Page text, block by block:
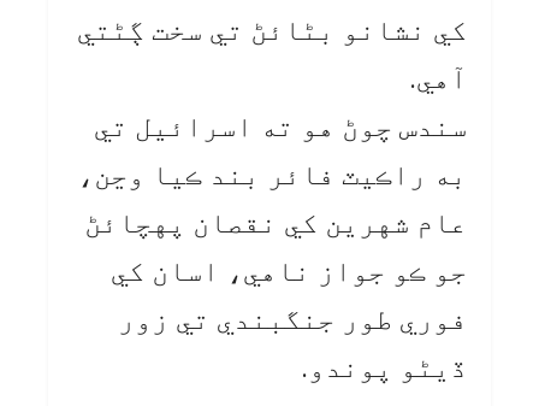
کي نشانو بڻائڻ تي سخت ڳڻتي
آهي.
سندس چوڻ هو ته اسرائيل تي
به راڪيٽ فائر بند ڪيا وڃن،
عام شهرين کي نقصان پهچائڻ
جو ڪو جواز ناهي، اسان کي
فوري طور جنگبندي تي زور
ڏيڻو پوندو.